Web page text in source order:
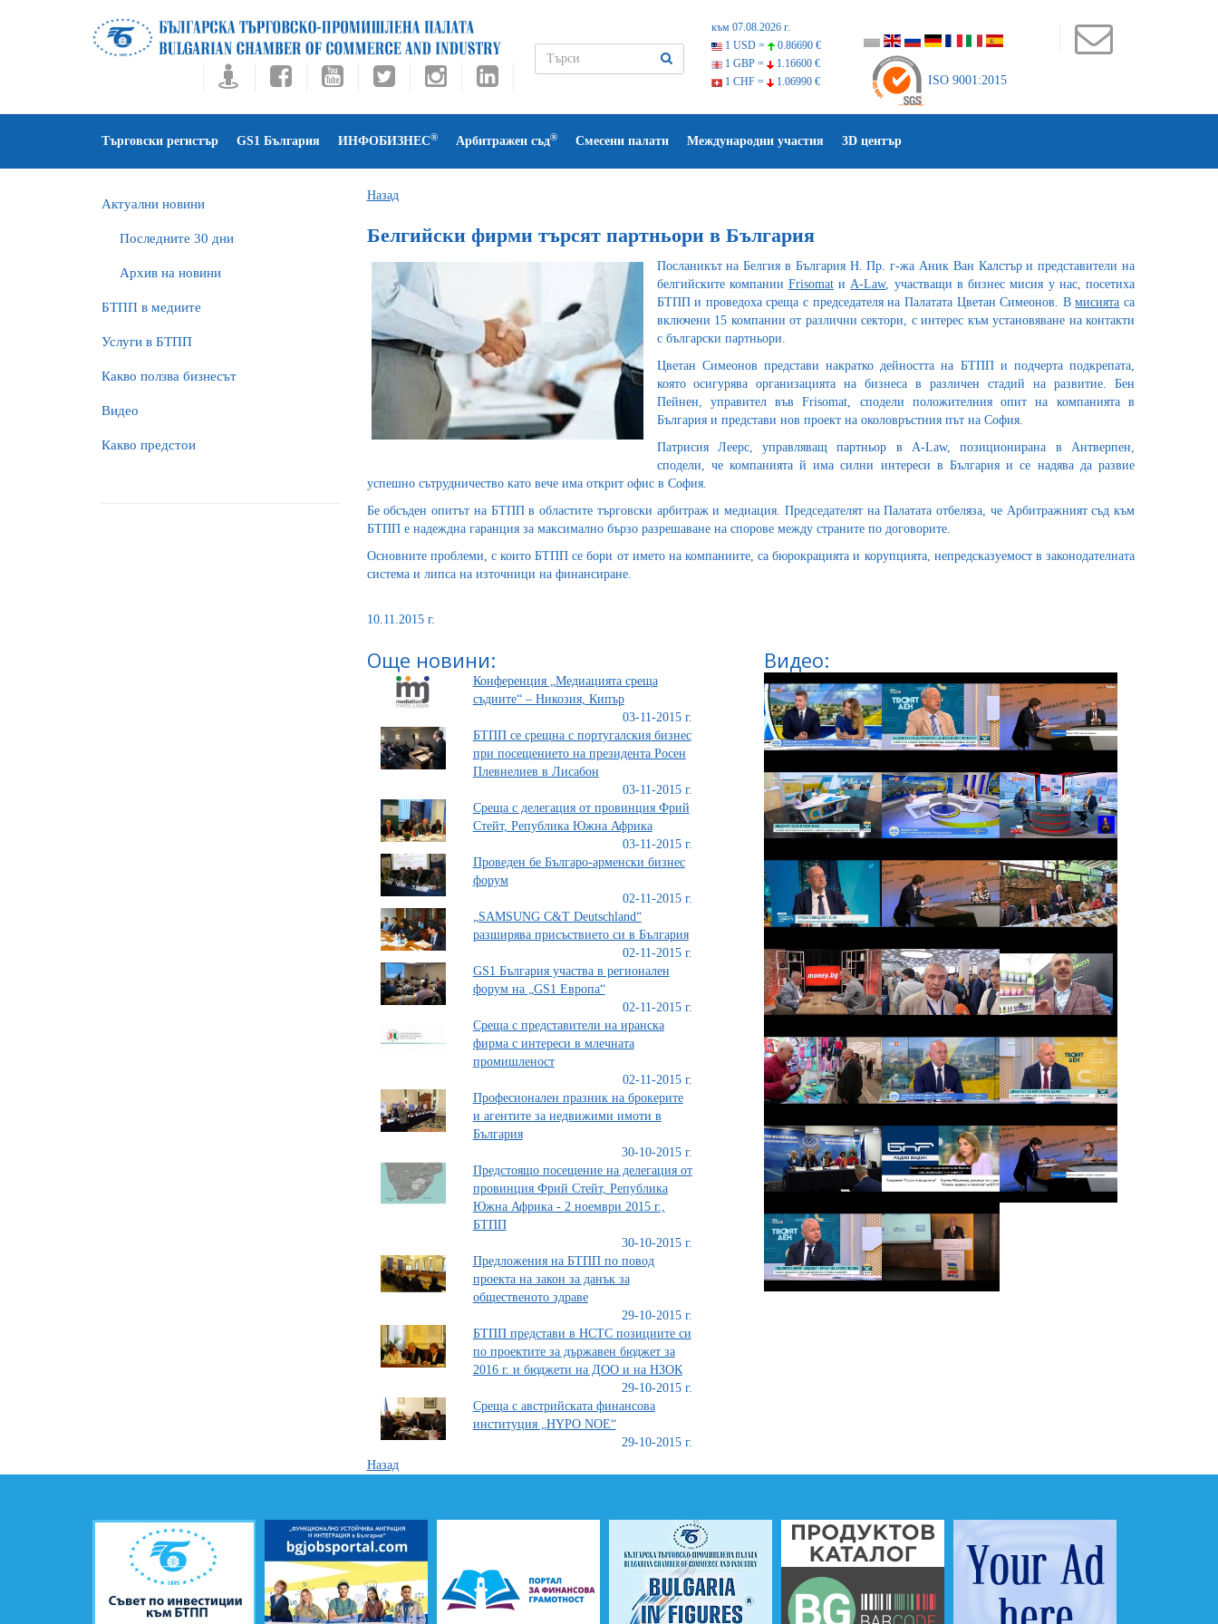
към 07.08.2026 г.
1 USD =
0.86690 €
1 GBP =
1.16600 €
1 CHF =
1.06990 € ISO 9001:2015
Търговски регистър GS1 България ИНФОБИЗНЕС® Арбитражен съд® Смесени палати Международни участия 3D център
Актуални новини
Последните 30 дни
Архив на новини
БTПП в медиите
Услуги в БТПП
Какво ползва бизнесът
Видео
Какво предстои
Назад
Белгийски фирми търсят партньори в България
Посланикът на Белгия в България Н. Пр. г-жа Аник Ван Калстър и представители на
белгийските компании FrisomatиA-Law, участващи в бизнес мисия у нас, посетиха
БТПП и проведоха среща с председателя на Палатата Цветан Симеонов. Вмисията са
включени 15 компании от различни сектори, с интерес към установяване на контакти
с български партньори.
Цветан Симеонов представи накратко дейността на БТПП и подчерта подкрепата,
която осигурява организацията на бизнеса в различен стадий на развитие. Бен
Пейнен, управител във Frisomat, сподели положителния опит на компанията в
България и представи нов проект на околовръстния път на София.
Патрисия Леерс, управляващ партньор в A-Law, позиционирана в Антверпен,
сподели, че компанията й има силни интереси в България и се надява да развие
успешно сътрудничество като вече има открит офис в София.
Бе обсъден опитът на БТПП в областите търговски арбитраж и медиация. Председателят на Палатата отбеляза, че Арбитражният съд към
БТПП е надеждна гаранция за максимално бързо разрешаване на спорове между страните по договорите.
Основните проблеми, с които БТПП се бори от името на компаниите, са бюрокрацията и корупцията, непредсказуемост в законодателната
система и липса на източници на финансиране.
10.11.2015 г.
Още новини:
Конференция „Медиацията среща
съдиите“ – Никозия, Кипър
03-11-2015 г.
БТПП се срещна с португалския бизнес
при посещението на президента Росен
Плевнелиев в Лисабон
03-11-2015 г.
Среща с делегация от провинция Фрий
Стейт, Република Южна Африка
03-11-2015 г.
Проведен бе Българо-aрменски бизнес
форум
02-11-2015 г.
„SAMSUNG C&T Deutschland“
разширява присъствието си в България
02-11-2015 г.
GS1 България участва в регионален
форум на „GS1 Европа“
02-11-2015 г.
Среща с представители на иранска
фирма с интереси в млечната
промишленост
02-11-2015 г.
Професионален празник на брокерите
и агентите за недвижими имоти в
България
30-10-2015 г.
Предстоящо посещение на делегация от
провинция Фрий Стейт, Република
Южна Африка - 2 ноември 2015 г.,
БТПП
30-10-2015 г.
Предложения на БТПП по повод
проекта на закон за данък за
общественото здраве
29-10-2015 г.
БТПП представи в НСТС позициите си
по проектите за държавен бюджет за
2016 г. и бюджети на ДОО и на НЗОК
29-10-2015 г.
Среща с австрийската финансова
институция „HYPO NOE“
29-10-2015 г.
Видео:
Назад